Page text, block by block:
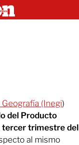
(Inegi)
del Producto
tercer trimestre del
al mismo